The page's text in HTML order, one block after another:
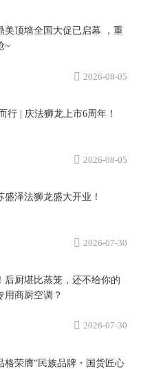
美顶墙全国大促已启幕 ，重
~
2026-08-05
行 | 庆法狮龙上市6周年！
2026-08-05
盛泽法狮龙盛大开业！
2026-07-30
后厨堪比蒸笼，还不给你的
用商厨空调？
2026-07-30
格荣膺“民族品牌・国货匠心